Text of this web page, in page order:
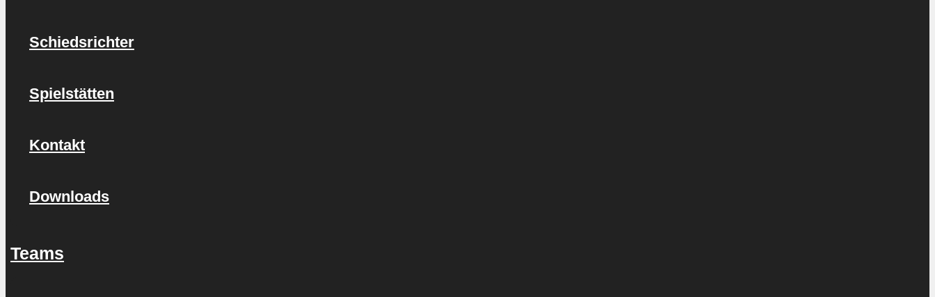
Schiedsrichter
Spielstätten
Kontakt
Downloads
Teams